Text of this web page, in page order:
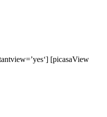
[picasaView